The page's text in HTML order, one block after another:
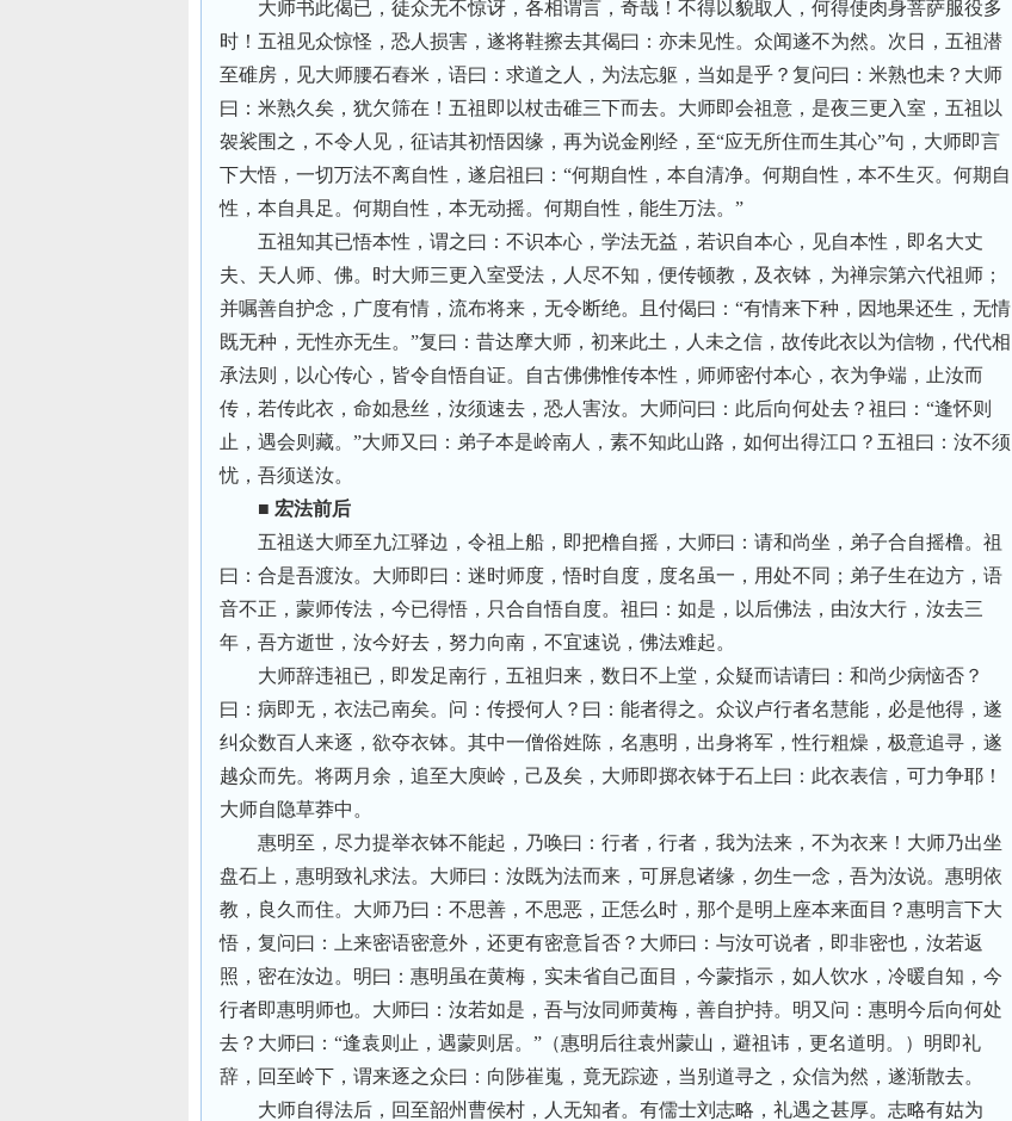
大师书此偈已，徒众无不惊讶，各相谓言，奇哉！不得以貌取人，何得使肉身菩萨服役多
时！五祖见众惊怪，恐人损害，遂将鞋擦去其偈曰：亦未见性。众闻遂不为然。次日，五祖潜
至碓房，见大师腰石舂米，语曰：求道之人，为法忘躯，当如是乎？复问曰：米熟也未？大师
曰：米熟久矣，犹欠筛在！五祖即以杖击碓三下而去。大师即会祖意，是夜三更入室，五祖以
袈裟围之，不令人见，征诘其初悟因缘，再为说金刚经，至“应无所住而生其心”句，大师即言
下大悟，一切万法不离自性，遂启祖曰：“何期自性，本自清净。何期自性，本不生灭。何期自
性，本自具足。何期自性，本无动摇。何期自性，能生万法。”
五祖知其已悟本性，谓之曰：不识本心，学法无益，若识自本心，见自本性，即名大丈
夫、天人师、佛。时大师三更入室受法，人尽不知，便传顿教，及衣钵，为禅宗第六代祖师；
并嘱善自护念，广度有情，流布将来，无令断绝。且付偈曰：“有情来下种，因地果还生，无情
既无种，无性亦无生。”复曰：昔达摩大师，初来此土，人未之信，故传此衣以为信物，代代相
承法则，以心传心，皆令自悟自证。自古佛佛惟传本性，师师密付本心，衣为争端，止汝而
传，若传此衣，命如悬丝，汝须速去，恐人害汝。大师问曰：此后向何处去？祖曰：“逢怀则
止，遇会则藏。”大师又曰：弟子本是岭南人，素不知此山路，如何出得江口？五祖曰：汝不须
忧，吾须送汝。
■ 宏法前后
五祖送大师至九江驿边，令祖上船，即把橹自摇，大师曰：请和尚坐，弟子合自摇橹。祖
曰：合是吾渡汝。大师即曰：迷时师度，悟时自度，度名虽一，用处不同；弟子生在边方，语
音不正，蒙师传法，今已得悟，只合自悟自度。祖曰：如是，以后佛法，由汝大行，汝去三
年，吾方逝世，汝今好去，努力向南，不宜速说，佛法难起。
大师辞违祖已，即发足南行，五祖归来，数日不上堂，众疑而诘请曰：和尚少病恼否？
曰：病即无，衣法己南矣。问：传授何人？曰：能者得之。众议卢行者名慧能，必是他得，遂
纠众数百人来逐，欲夺衣钵。其中一僧俗姓陈，名惠明，出身将军，性行粗燥，极意追寻，遂
越众而先。将两月余，追至大庾岭，己及矣，大师即掷衣钵于石上曰：此衣表信，可力争耶！
大师自隐草莽中。
惠明至，尽力提举衣钵不能起，乃唤曰：行者，行者，我为法来，不为衣来！大师乃出坐
盘石上，惠明致礼求法。大师曰：汝既为法而来，可屏息诸缘，勿生一念，吾为汝说。惠明依
教，良久而住。大师乃曰：不思善，不思恶，正恁么时，那个是明上座本来面目？惠明言下大
悟，复问曰：上来密语密意外，还更有密意旨否？大师曰：与汝可说者，即非密也，汝若返
照，密在汝边。明曰：惠明虽在黄梅，实未省自己面目，今蒙指示，如人饮水，冷暖自知，今
行者即惠明师也。大师曰：汝若如是，吾与汝同师黄梅，善自护持。明又问：惠明今后向何处
去？大师曰：“逢袁则止，遇蒙则居。”（惠明后往袁州蒙山，避祖讳，更名道明。）明即礼
辞，回至岭下，谓来逐之众曰：向陟崔嵬，竟无踪迹，当别道寻之，众信为然，遂渐散去。
大师自得法后，回至韶州曹侯村，人无知者。有儒士刘志略，礼遇之甚厚。志略有姑为